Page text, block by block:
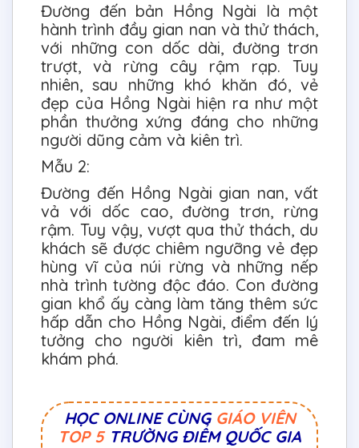
Đường đến bản Hồng Ngài là một
hành trình đầy gian nan và thử thách,
với những con dốc dài, đường trơn
trượt, và rừng cây rậm rạp. Tuy
nhiên, sau những khó khăn đó, vẻ
đẹp của Hồng Ngài hiện ra như một
phần thưởng xứng đáng cho những
người dũng cảm và kiên trì.
Mẫu 2:
Đường đến Hồng Ngài gian nan, vất
vả với dốc cao, đường trơn, rừng
rậm. Tuy vậy, vượt qua thử thách, du
khách sẽ được chiêm ngưỡng vẻ đẹp
hùng vĩ của núi rừng và những nếp
nhà trình tường độc đáo. Con đường
gian khổ ấy càng làm tăng thêm sức
hấp dẫn cho Hồng Ngài, điểm đến lý
tưởng cho người kiên trì, đam mê
khám phá.
HỌC ONLINE CÙNG GIÁO VIÊN
TOP 5 TRƯỜNG ĐIỂM QUỐC GIA